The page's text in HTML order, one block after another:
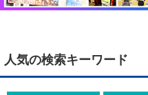
人気の検索キーワード